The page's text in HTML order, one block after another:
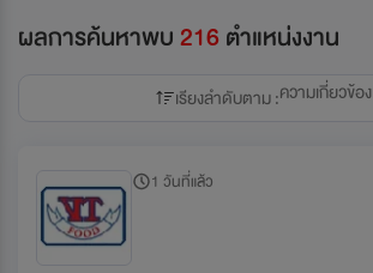
ผลการค้นหาพบ216ตำแหน่งงาน
เรียงลำดับตาม :ความเกี่ยวข้อง
1 วันที่แล้ว